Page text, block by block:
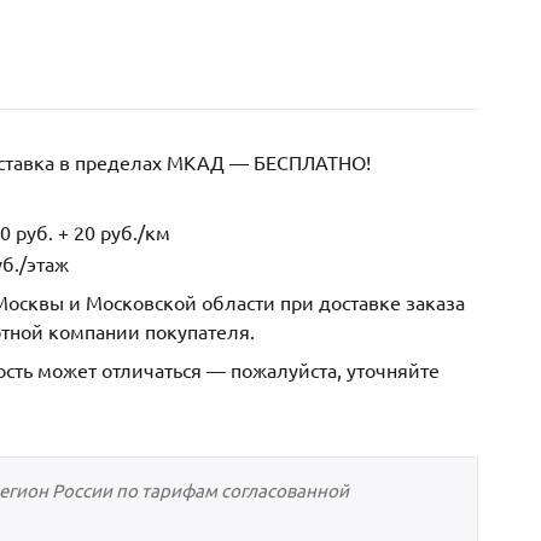
в пределах МКАД — БЕСПЛАТНО!
руб. + 20 руб./км
этаж
и Московской области при доставке заказа
компании покупателя.
может отличаться — пожалуйста, уточняйте
России по тарифам согласованной